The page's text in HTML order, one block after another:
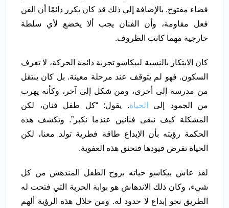
فضاء مفتوح. بالإضافة إلى ذلك قد كان يكرر دائمًا أن الفن
فعل مقاومة، وأن الفنان يجب ألا يخضع لأي سلطة
خارجية مهما كانت الظروف.
كان الابتكار بالنسبة لبيكاسو تجربة دائمة الحركة، لا تعرف
السكون. فهو لم يتوقف عند مرحلة معينة. بل كان ينتقل
من مدرسة إلى أخرى، ومن شكل إلى آخر، وكأنه يهرب
من الجمود إلى
الحياة. يقول: “كل طفل فنان، لكن
المشكلة كيف نبقى فنانين عندما نكبر”. وتكشف هذه
الحكمة رؤيته بأن الإبداع طاقة فطرية تولد معنا، لكن
الحياة تفرض قيودها فتخنق هذه العفوية.
لقد عاش بيكاسو حياته بروح الطفل المندهش من كل
شيء، وكان ذلك الاندهاش هو بوابة الحرية التي فتحت له
الطريق نحو إبداع لا حدود له. ومن خلال هذه الرؤية ألهم